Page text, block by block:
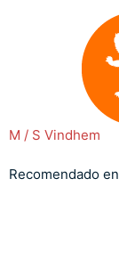
M / S Vindhem
Recomendado en